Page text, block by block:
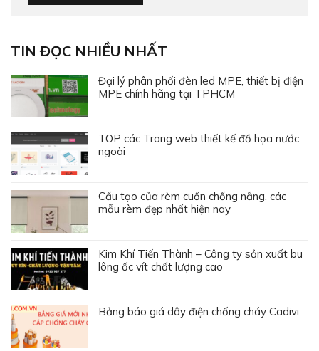
TIN ĐỌC NHIỀU NHẤT
Đại lý phân phối đèn led MPE, thiết bị điện
MPE chính hãng tại TPHCM
TOP các Trang web thiết kế đồ họa nước
ngoài
Cấu tạo của rèm cuốn chống nắng, các
mẫu rèm đẹp nhất hiện nay
Kim Khí Tiến Thành – Công ty sản xuất bu
lông ốc vít chất lượng cao
Bảng báo giá dây điện chống cháy Cadivi